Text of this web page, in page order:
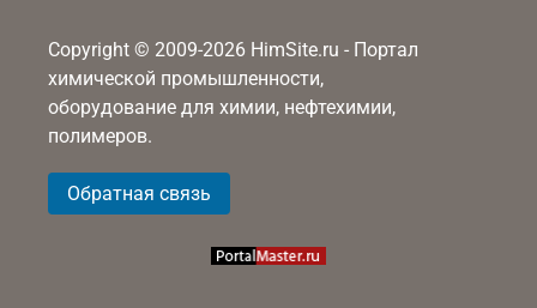
Copyright © 2009-2026 HimSite.ru - Портал
химической промышленности,
оборудование для химии, нефтехимии,
полимеров.
Обратная связь